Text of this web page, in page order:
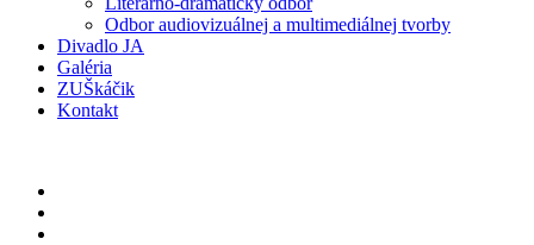
Odbor audiovizuálnej a multimediálnej tvorby
Divadlo JA
Galéria
ZUŠkáčik
Kontakt